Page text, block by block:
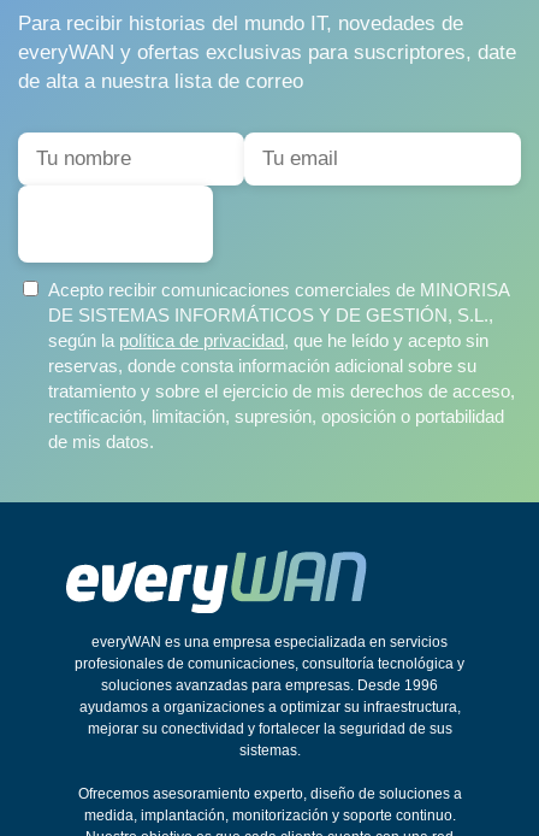
Para recibir historias del mundo IT, novedades de
everyWAN y ofertas exclusivas para suscriptores, date
de alta a nuestra lista de correo
Acepto recibir comunicaciones comerciales de MINORISA
DE SISTEMAS INFORMÁTICOS Y DE GESTIÓN, S.L.,
según la política de privacidad, que he leído y acepto sin
reservas, donde consta información adicional sobre su
tratamiento y sobre el ejercicio de mis derechos de acceso,
rectificación, limitación, supresión, oposición o portabilidad
de mis datos.
everyWAN es una empresa especializada en servicios
profesionales de comunicaciones, consultoría tecnológica y
soluciones avanzadas para empresas. Desde 1996
ayudamos a organizaciones a optimizar su infraestructura,
mejorar su conectividad y fortalecer la seguridad de sus
sistemas.
Ofrecemos asesoramiento experto, diseño de soluciones a
medida, implantación, monitorización y soporte continuo.